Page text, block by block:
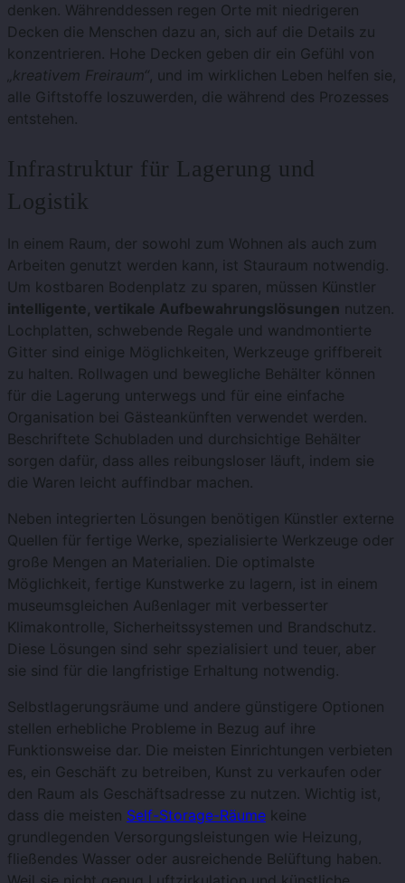
denken. Währenddessen regen Orte mit niedrigeren
Decken die Menschen dazu an, sich auf die Details zu
konzentrieren. Hohe Decken geben dir ein Gefühl von
„kreativem Freiraum“, und im wirklichen Leben helfen sie,
alle Giftstoffe loszuwerden, die während des Prozesses
entstehen.
Infrastruktur für Lagerung und
Logistik
In einem Raum, der sowohl zum Wohnen als auch zum
Arbeiten genutzt werden kann, ist Stauraum notwendig.
Um kostbaren Bodenplatz zu sparen, müssen Künstler
intelligente, vertikale Aufbewahrungslösungen nutzen.
Lochplatten, schwebende Regale und wandmontierte
Gitter sind einige Möglichkeiten, Werkzeuge griffbereit
zu halten. Rollwagen und bewegliche Behälter können
für die Lagerung unterwegs und für eine einfache
Organisation bei Gästeankünften verwendet werden.
Beschriftete Schubladen und durchsichtige Behälter
sorgen dafür, dass alles reibungsloser läuft, indem sie
die Waren leicht auffindbar machen.
Neben integrierten Lösungen benötigen Künstler externe
Quellen für fertige Werke, spezialisierte Werkzeuge oder
große Mengen an Materialien. Die optimalste
Möglichkeit, fertige Kunstwerke zu lagern, ist in einem
museumsgleichen Außenlager mit verbesserter
Klimakontrolle, Sicherheitssystemen und Brandschutz.
Diese Lösungen sind sehr spezialisiert und teuer, aber
sie sind für die langfristige Erhaltung notwendig.
Selbstlagerungsräume und andere günstigere Optionen
stellen erhebliche Probleme in Bezug auf ihre
Funktionsweise dar. Die meisten Einrichtungen verbieten
es, ein Geschäft zu betreiben, Kunst zu verkaufen oder
den Raum als Geschäftsadresse zu nutzen. Wichtig ist,
dass die meisten Self-Storage-Räume keine
grundlegenden Versorgungsleistungen wie Heizung,
fließendes Wasser oder ausreichende Belüftung haben.